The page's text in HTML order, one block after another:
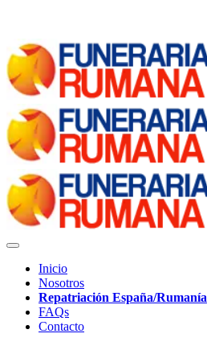
Inicio
Nosotros
Repatriación España/Rumanía
FAQs
Contacto